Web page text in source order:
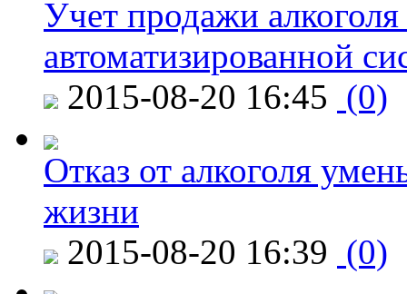
Учет продажи
автоматизированной
2015-08-20 16:45 (0)
Отказ от алкоголя
жизни
2015-08-20 16:39 (0)